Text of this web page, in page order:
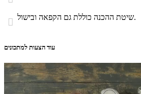
 שיטת ההכנה כוללת גם הקפאה ובישול.
עוד הצעות למתכונים